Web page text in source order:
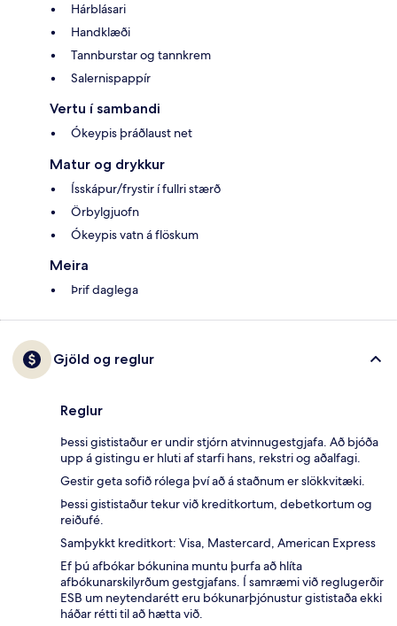
Hárblásari
Handklæði
Tannburstar og tannkrem
Salernispappír
Vertu í sambandi
Ókeypis þráðlaust net
Matur og drykkur
Ísskápur/frystir í fullri stærð
Örbylgjuofn
Ókeypis vatn á flöskum
Meira
Þrif daglega
Gjöld og reglur
Reglur
Þessi gististaður er undir stjórn atvinnugestgjafa. Að bjóða
upp á gistingu er hluti af starfi hans, rekstri og aðalfagi.
Gestir geta sofið rólega því að á staðnum er slökkvitæki.
Þessi gististaður tekur við kreditkortum, debetkortum og
reiðufé.
Samþykkt kreditkort: Visa, Mastercard, American Express
Ef þú afbókar bókunina muntu þurfa að hlíta
afbókunarskilyrðum gestgjafans. Í samræmi við reglugerðir
ESB um neytendarétt eru bókunarþjónustur gististaða ekki
háðar rétti til að hætta við.